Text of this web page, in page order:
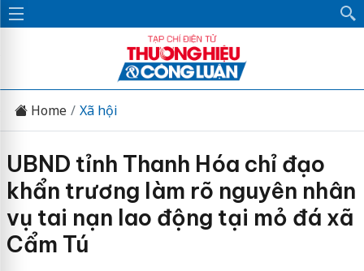
Home Xã hội
UBND tỉnh Thanh Hóa chỉ đạo
khẩn trương làm rõ nguyên nhân
vụ tai nạn lao động tại mỏ đá xã
Cẩm Tú